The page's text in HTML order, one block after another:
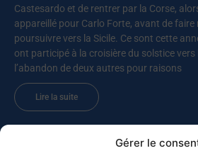
Gérer le
Castesardo et de rentrer par la Corse,
appareillé pour Carlo Forte, avant de faire
poursuivre vers la Sicile. Ce sont cette
ont participé à la croisière du solstice vers
l’abandon de deux autres pour raisons
Lire la suite